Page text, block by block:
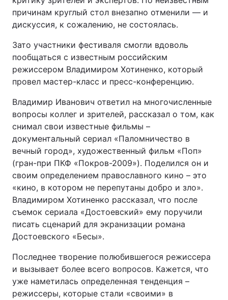
причинам круглый стол внезапно отменили — и
дискуссия, к сожалению, не состоялась.
Зато участники фестиваля смогли вдоволь
пообщаться с известным российским
режиссером Владимиром Хотиненко, который
провел мастер-класс и пресс-конференцию.
Владимир Иванович ответил на многочисленные
вопросы коллег и зрителей, рассказал о том, как
снимал свои известные фильмы –
документальный сериал «Паломничество в
вечный город», художественный фильм «Поп»
(гран-при ПКФ «Покров-2009»). Поделился он и
своим определением православного кино – это
«кино, в котором не перепутаны добро и зло».
Владимиром Хотиненко рассказал, что после
съемок сериала «Достоевский» ему поручили
писать сценарий для экранизации романа
Достоевского «Бесы».
Последнее творение полюбившегося режиссера
и вызывает более всего вопросов. Кажется, что
уже наметилась определенная тенденция –
режиссеры, которые стали «своими» в